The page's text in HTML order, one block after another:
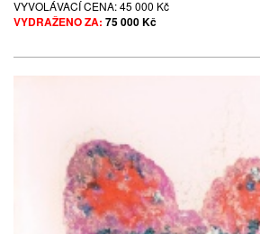
VYVOLÁVACÍ CENA:45 000 Kč
VYDRAŽENO ZA: 75 000 Kč